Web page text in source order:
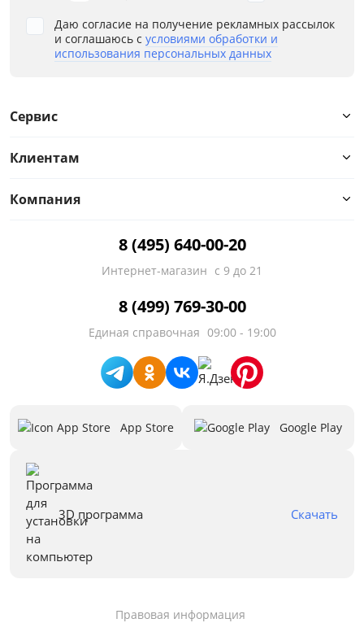
Даю согласие на получение рекламных рассылок
и соглашаюсь с условиями обработки и
использования персональных данных
Сервис
Клиентам
Компания
8 (495) 640-00-20
Интернет-магазин с 9 до 21
8 (499) 769-30-00
Единая справочная 09:00 - 19:00
App Store Google Play
3D программа Скачать
Правовая информация